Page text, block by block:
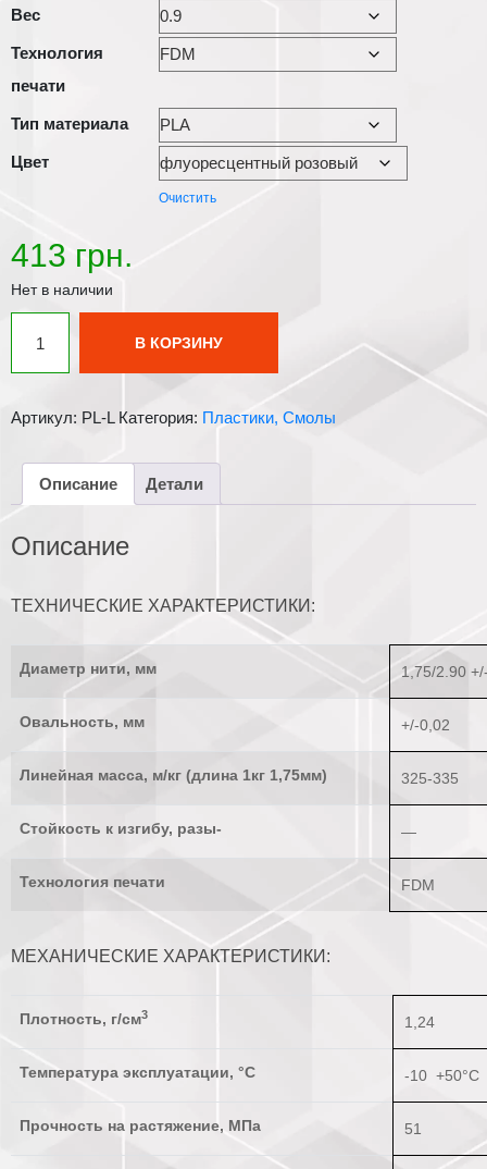
Вес
Технология
печати
Тип материала
Цвет
Очистить
413 грн.
Нет в наличии
товара
PLA
PLEXIWIRE
флуоресцентный
В КОРЗИНУ
Артикул: PL-L Категория: Пластики, Смолы
Описание Детали
Описание
ТЕХНИЧЕСКИЕ ХАРАКТЕРИСТИКИ:
Диаметр нити, мм 1,75/2.90
Овальность, мм +/-0,02
Линейная масса, м/кг (длина 1кг 1,75мм) 325-335
Стойкость к изгибу, разы- —
Технология печати FDM
МЕХАНИЧЕСКИЕ ХАРАКТЕРИСТИКИ:
Плотность, г/см3 1,24
Температура эксплуатации, °С -10 +50°С
Прочность на растяжение, МПа 51